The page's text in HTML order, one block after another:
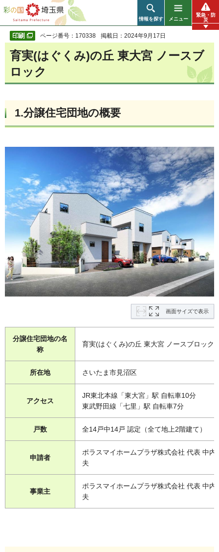
彩の国 埼玉県
情報を探す メニュー
緊急・防
災
ページ番号：170338 掲載日：2024年9月17日
育実(はぐくみ)の丘 東大宮 ノースブ
ロック
1.分譲住宅団地の概要
画面サイズで表示
分譲住宅団地の名
称
育実(はぐくみ)の丘 東大宮 ノースブロック
所在地 さいたま市見沼区
アクセス
JR東北本線「東大宮」駅 自転車10分
東武野田線「七里」駅 自転車7分
戸数 全14戸中14戸 認定（全て地上2階建て）
申請者
ポラスマイホームプラザ株式会社 代表 中内
夫
事業主
ポラスマイホームプラザ株式会社 代表 中内
夫